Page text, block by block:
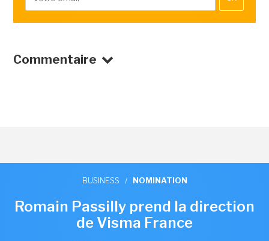
Commentaire
BUSINESS / NOMINATION
Romain Passilly prend la direction
de Visma France